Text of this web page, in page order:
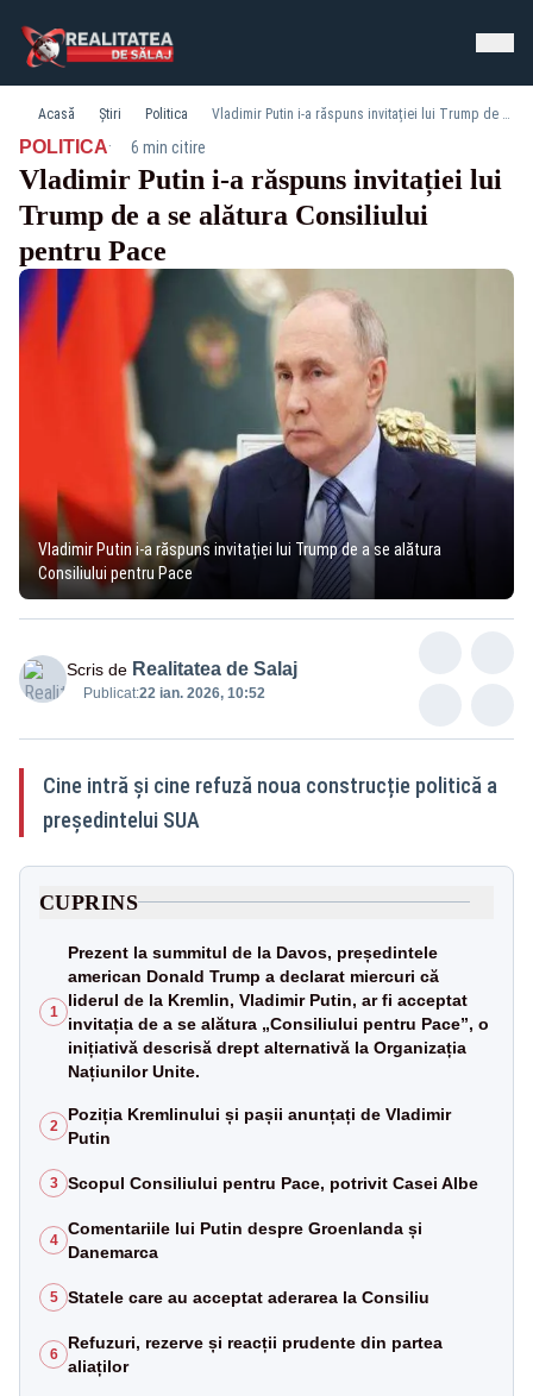
Acasă Știri Politica Vladimir Putin i-a răspuns invitației lui Trump de a se alătura Consiliului pentru Pace
POLITICA· 6 min citire
Vladimir Putin i-a răspuns invitației lui
Trump de a se alătura Consiliului
pentru Pace
Vladimir Putin i-a răspuns invitației lui Trump de a se alătura
Consiliului pentru Pace
Scris de Realitatea de Salaj
Publicat:22 ian. 2026, 10:52
Cine intră și cine refuză noua construcție politică a
președintelui SUA
CUPRINS
1
Prezent la summitul de la Davos, președintele
american Donald Trump a declarat miercuri că
liderul de la Kremlin, Vladimir Putin, ar fi acceptat
invitația de a se alătura „Consiliului pentru Pace”, o
inițiativă descrisă drept alternativă la Organizația
Națiunilor Unite.
2
Poziția Kremlinului și pașii anunțați de Vladimir
Putin
3 Scopul Consiliului pentru Pace, potrivit Casei Albe
4
Comentariile lui Putin despre Groenlanda și
Danemarca
5 Statele care au acceptat aderarea la Consiliu
6
Refuzuri, rezerve și reacții prudente din partea
aliaților